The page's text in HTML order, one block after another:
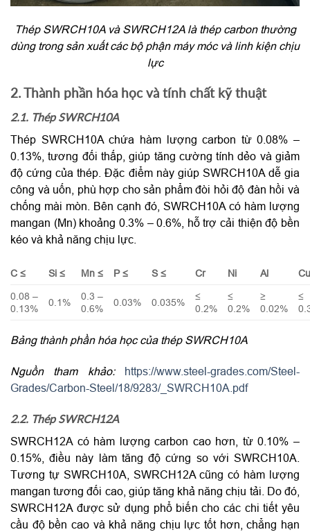
Thép SWRCH10A và SWRCH12A là thép carbon thường
dùng trong sản xuất các bộ phận máy móc và linh kiện chịu
lực
2. Thành phần hóa học và tính chất kỹ thuật
2.1. Thép SWRCH10A
Thép SWRCH10A chứa hàm lượng carbon từ 0.08% –
0.13%, tương đối thấp, giúp tăng cường tính dẻo và giảm
độ cứng của thép. Đặc điểm này giúp SWRCH10A dễ gia
công và uốn, phù hợp cho sản phẩm đòi hỏi độ đàn hồi và
chống mài mòn. Bên cạnh đó, SWRCH10A có hàm lượng
mangan (Mn) khoảng 0.3% – 0.6%, hỗ trợ cải thiện độ bền
kéo và khả năng chịu lực.
C ≤ Si ≤ Mn ≤ P ≤ S ≤ Cr Ni Al
0.08 –
0.13%
0.1%
0.3 –
0.6%
0.03% 0.035%
≤
0.2%
≤
0.2%
≥
0.02%
≤
Bảng thành phần hóa học của thép SWRCH10A
Nguồn tham khảo: https://www.steel-grades.com/Steel-
Grades/Carbon-Steel/18/9283/_SWRCH10A.pdf
2.2. Thép SWRCH12A
SWRCH12A có hàm lượng carbon cao hơn, từ 0.10% –
0.15%, điều này làm tăng độ cứng so với SWRCH10A.
Tương tự SWRCH10A, SWRCH12A cũng có hàm lượng
mangan tương đối cao, giúp tăng khả năng chịu tải. Do đó,
SWRCH12A được sử dụng phổ biến cho các chi tiết yêu
cầu độ bền cao và khả năng chịu lực tốt hơn, chẳng hạn